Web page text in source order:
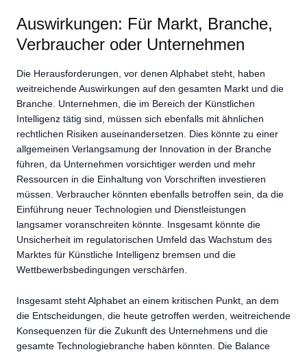
Auswirkungen: Für Markt, Branche,
Verbraucher oder Unternehmen
Die Herausforderungen, vor denen Alphabet steht, haben
weitreichende Auswirkungen auf den gesamten Markt und die
Branche. Unternehmen, die im Bereich der Künstlichen
Intelligenz tätig sind, müssen sich ebenfalls mit ähnlichen
rechtlichen Risiken auseinandersetzen. Dies könnte zu einer
allgemeinen Verlangsamung der Innovation in der Branche
führen, da Unternehmen vorsichtiger werden und mehr
Ressourcen in die Einhaltung von Vorschriften investieren
müssen. Verbraucher könnten ebenfalls betroffen sein, da die
Einführung neuer Technologien und Dienstleistungen
langsamer voranschreiten könnte. Insgesamt könnte die
Unsicherheit im regulatorischen Umfeld das Wachstum des
Marktes für Künstliche Intelligenz bremsen und die
Wettbewerbsbedingungen verschärfen.
Insgesamt steht Alphabet an einem kritischen Punkt, an dem
die Entscheidungen, die heute getroffen werden, weitreichende
Konsequenzen für die Zukunft des Unternehmens und die
gesamte Technologiebranche haben könnten. Die Balance